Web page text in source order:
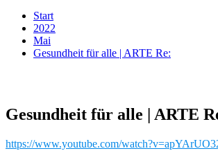
Start
2022
Mai
Gesundheit für alle | ARTE Re:
Gesundheit für alle | ARTE
https://www.youtube.com/